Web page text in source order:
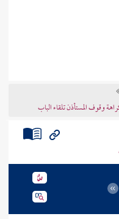
وقوف المستأذن تلقاء الباب